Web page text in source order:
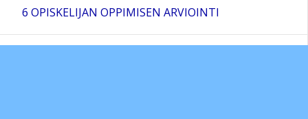
6 OPISKELIJAN OPPIMISEN ARVIOINTI